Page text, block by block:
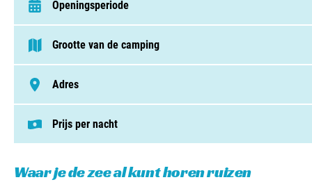
Waar je de zee al kunt horen ruizen
Openingsperiode
van 10 maart t/m 1 november
Grootte van de camping
< 75 plaatsen
Adres
Zanddijk 7, 1787 PP, Julianadorp
Prijs per nacht
Staanplaatsen v.a. € 16,00